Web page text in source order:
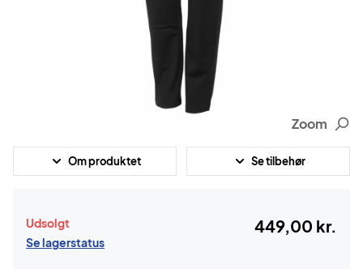
Zoom
Om produktet Se tilbehør
Udsolgt
Se lagerstatus
449,00 kr.